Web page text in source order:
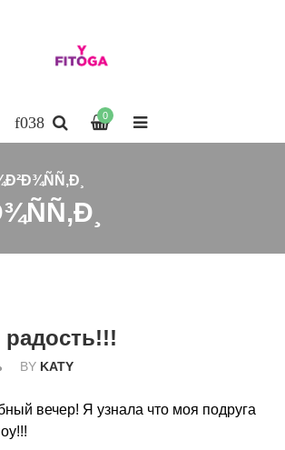
0
BY KATY
вечер! Я узнала что моя подруга